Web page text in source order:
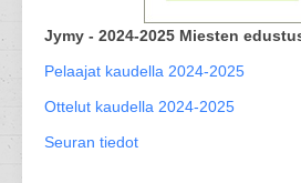
Jymy - 2024-2025 Miesten
Pelaajat kaudella 2024-2025
Ottelut kaudella 2024-2025
Seuran tiedot